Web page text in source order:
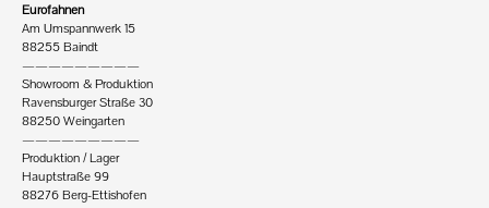
Eurofahnen
Am Umspannwerk 15
88255 Baindt
—————————
Showroom & Produktion
Ravensburger Straße 30
88250 Weingarten
—————————
Produktion / Lager
Hauptstraße 99
88276 Berg-Ettishofen